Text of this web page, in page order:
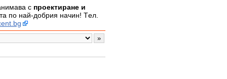
с проектиране и
по най-добрия начин! Tел.